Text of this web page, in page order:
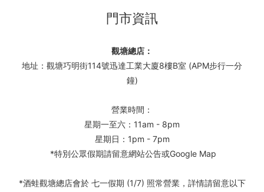
門市資訊
觀塘總店：
地址：觀塘巧明街114號迅達工業大廈8樓B室 (APM步行一分
鐘)
營業時間：
星期一至六：11am - 8pm
星期日：1pm - 7pm
*特別公眾假期請留意網站公告或Google Map
*酒蛙觀塘總店會於 七一假期 (1/7) 照常營業，詳情請留意以下